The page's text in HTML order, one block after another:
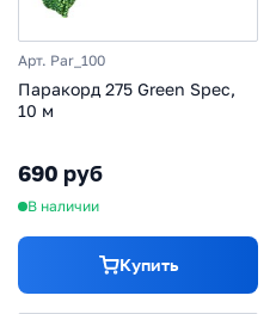
Арт. Par_100
Паракорд 275 Green Spec,
10 м
690 руб
В наличии
Купить